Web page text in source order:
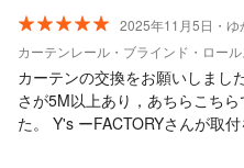
2025年11月5日・ゆ
カーテンレール・ブラインド・ロー
カーテンの交換をお願いしまし
さが5M以上あり，あちらこち
た。 Y's ーFACTORYさんが取付を快く引き受けてくれ，また，完